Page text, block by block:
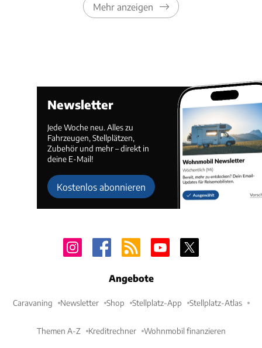
Mehr anzeigen
Newsletter
Jede Woche neu. Alles zu
Fahrzeugen, Stellplätzen,
Zubehör und mehr – direkt in
deine E-Mail!
Kostenlos abonnieren
Angebote
Caravaning Newsletter Shop Stellplatz-App Stellplatz-Atlas
Themen A-Z Kreditrechner Wohnmobil finanzieren